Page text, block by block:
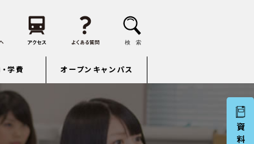
学費 オープンキャンパス